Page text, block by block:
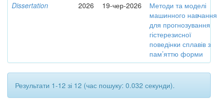
Dissertation
2026 19-чер-2026
Методи та моделі
машинного навчання
для прогнозування
гістерезисної
поведінки сплавів з
пам’яттю форми
Результати 1-12 зі 12 (час пошуку: 0.032 секунди).